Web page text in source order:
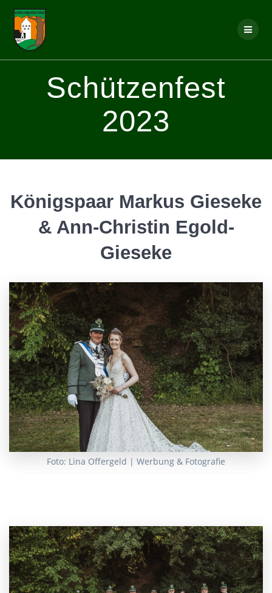
Schützenfest
2023
Königspaar Markus Gieseke
& Ann-Christin Egold-
Gieseke
Foto: Lina Offergeld | Werbung & Fotografie